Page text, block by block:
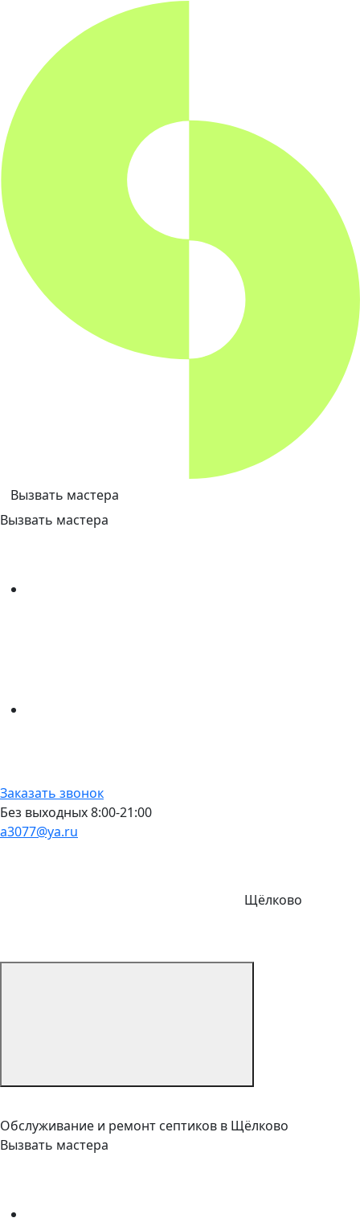
Вызвать мастера
Вызвать мастера
Заказать звонок
Без выходных 8:00-21:00
a3077@ya.ru
Щёлково
Обслуживание и ремонт септиков в Щёлково
Вызвать мастера